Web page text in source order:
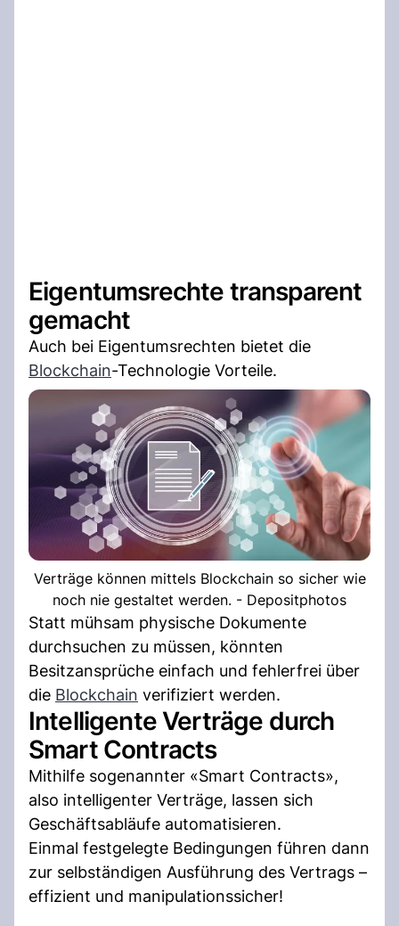
Eigentumsrechte transparent
gemacht
Auch bei Eigentumsrechten bietet die
Blockchain-Technologie Vorteile.
Verträge können mittels Blockchain so sicher wie
noch nie gestaltet werden. - Depositphotos
Statt mühsam physische Dokumente
durchsuchen zu müssen, könnten
Besitzansprüche einfach und fehlerfrei über
die Blockchain verifiziert werden.
Intelligente Verträge durch
Smart Contracts
Mithilfe sogenannter «Smart Contracts»,
also intelligenter Verträge, lassen sich
Geschäftsabläufe automatisieren.
Einmal festgelegte Bedingungen führen dann
zur selbständigen Ausführung des Vertrags –
effizient und manipulationssicher!